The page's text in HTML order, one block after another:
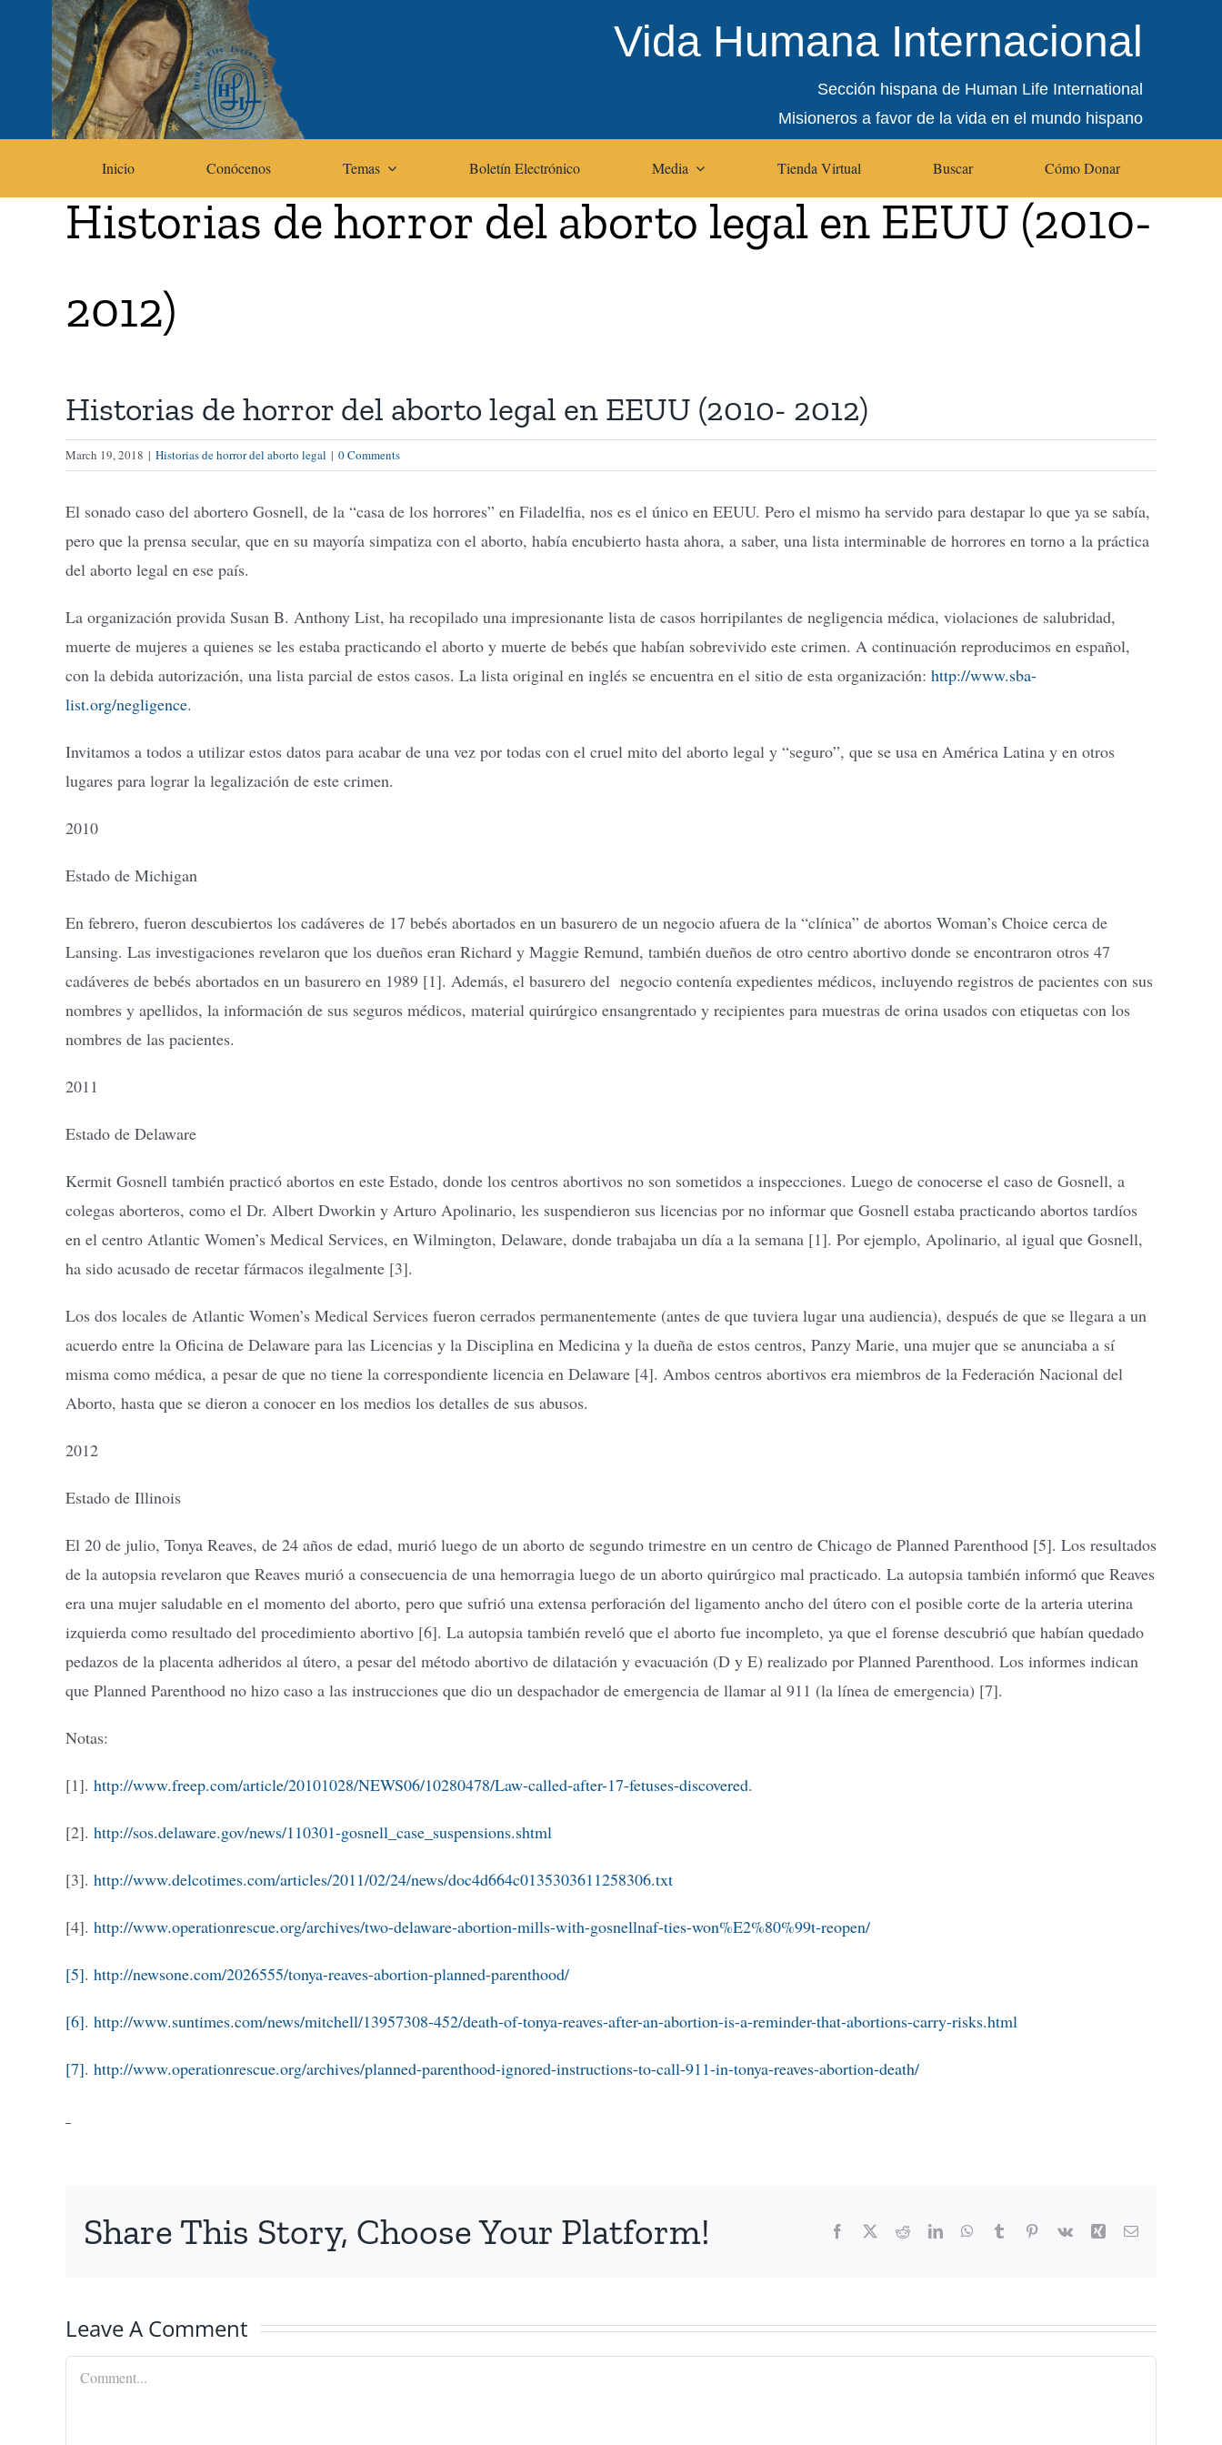
Vida Humana Internacional
Sección hispana de Human Life International
Misioneros a favor de la vida en el mundo hispano
Inicio Conócenos Temas Boletín Electrónico Media Tienda Virtual Buscar Cómo Donar
Historias de horror del aborto legal en EEUU (2010-
2012)
Historias de horror del aborto legal en EEUU (2010- 2012)
March 19, 2018 | Historias de horror del aborto legal | 0 Comments
El sonado caso del abortero Gosnell, de la “casa de los horrores” en Filadelfia, nos es el único en EEUU. Pero el mismo ha servido para destapar lo que ya se sabía,
pero que la prensa secular, que en su mayoría simpatiza con el aborto, había encubierto hasta ahora, a saber, una lista interminable de horrores en torno a la práctica
del aborto legal en ese país.
La organización provida Susan B. Anthony List, ha recopilado una impresionante lista de casos horripilantes de negligencia médica, violaciones de salubridad,
muerte de mujeres a quienes se les estaba practicando el aborto y muerte de bebés que habían sobrevivido este crimen. A continuación reproducimos en español,
con la debida autorización, una lista parcial de estos casos. La lista original en inglés se encuentra en el sitio de esta organización: http://www.sba-
list.org/negligence.
Invitamos a todos a utilizar estos datos para acabar de una vez por todas con el cruel mito del aborto legal y “seguro”, que se usa en América Latina y en otros
lugares para lograr la legalización de este crimen.
2010
Estado de Michigan
En febrero, fueron descubiertos los cadáveres de 17 bebés abortados en un basurero de un negocio afuera de la “clínica” de abortos Woman’s Choice cerca de
Lansing. Las investigaciones revelaron que los dueños eran Richard y Maggie Remund, también dueños de otro centro abortivo donde se encontraron otros 47
cadáveres de bebés abortados en un basurero en 1989 [1]. Además, el basurero del negocio contenía expedientes médicos, incluyendo registros de pacientes con sus
nombres y apellidos, la información de sus seguros médicos, material quirúrgico ensangrentado y recipientes para muestras de orina usados con etiquetas con los
nombres de las pacientes.
2011
Estado de Delaware
Kermit Gosnell también practicó abortos en este Estado, donde los centros abortivos no son sometidos a inspecciones. Luego de conocerse el caso de Gosnell, a
colegas aborteros, como el Dr. Albert Dworkin y Arturo Apolinario, les suspendieron sus licencias por no informar que Gosnell estaba practicando abortos tardíos
en el centro Atlantic Women’s Medical Services, en Wilmington, Delaware, donde trabajaba un día a la semana [1]. Por ejemplo, Apolinario, al igual que Gosnell,
ha sido acusado de recetar fármacos ilegalmente [3].
Los dos locales de Atlantic Women’s Medical Services fueron cerrados permanentemente (antes de que tuviera lugar una audiencia), después de que se llegara a un
acuerdo entre la Oficina de Delaware para las Licencias y la Disciplina en Medicina y la dueña de estos centros, Panzy Marie, una mujer que se anunciaba a sí
misma como médica, a pesar de que no tiene la correspondiente licencia en Delaware [4]. Ambos centros abortivos era miembros de la Federación Nacional del
Aborto, hasta que se dieron a conocer en los medios los detalles de sus abusos.
2012
Estado de Illinois
El 20 de julio, Tonya Reaves, de 24 años de edad, murió luego de un aborto de segundo trimestre en un centro de Chicago de Planned Parenthood [5]. Los resultados
de la autopsia revelaron que Reaves murió a consecuencia de una hemorragia luego de un aborto quirúrgico mal practicado. La autopsia también informó que Reaves
era una mujer saludable en el momento del aborto, pero que sufrió una extensa perforación del ligamento ancho del útero con el posible corte de la arteria uterina
izquierda como resultado del procedimiento abortivo [6]. La autopsia también reveló que el aborto fue incompleto, ya que el forense descubrió que habían quedado
pedazos de la placenta adheridos al útero, a pesar del método abortivo de dilatación y evacuación (D y E) realizado por Planned Parenthood. Los informes indican
que Planned Parenthood no hizo caso a las instrucciones que dio un despachador de emergencia de llamar al 911 (la línea de emergencia) [7].
Notas:
[1]. http://www.freep.com/article/20101028/NEWS06/10280478/Law-called-after-17-fetuses-discovered.
[2]. http://sos.delaware.gov/news/110301-gosnell_case_suspensions.shtml
[3]. http://www.delcotimes.com/articles/2011/02/24/news/doc4d664c0135303611258306.txt
[4]. http://www.operationrescue.org/archives/two-delaware-abortion-mills-with-gosnellnaf-ties-won%E2%80%99t-reopen/
[5]. http://newsone.com/2026555/tonya-reaves-abortion-planned-parenthood/
[6]. http://www.suntimes.com/news/mitchell/13957308-452/death-of-tonya-reaves-after-an-abortion-is-a-reminder-that-abortions-carry-risks.html
[7]. http://www.operationrescue.org/archives/planned-parenthood-ignored-instructions-to-call-911-in-tonya-reaves-abortion-death/
Share This Story, Choose Your Platform! Facebook RedditLinkedInWhatsApp
Tumblr Pinterest
Vk Xing Email
Leave A Comment
Comment